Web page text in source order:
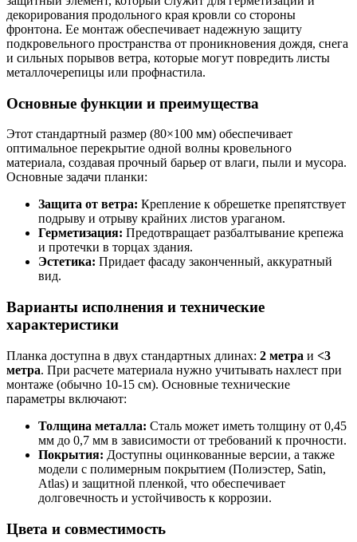
декорирования продольного края кровли со стороны
фронтона. Ее монтаж обеспечивает надежную защиту
подкровельного пространства от проникновения дождя, снега
и сильных порывов ветра, которые могут повредить листы
металлочерепицы или профнастила.
Основные функции и преимущества
Этот стандартный размер (80×100 мм) обеспечивает
оптимальное перекрытие одной волны кровельного
материала, создавая прочный барьер от влаги, пыли и мусора.
Основные задачи планки:
Защита от ветра: Крепление к обрешетке препятствует
подрыву и отрыву крайних листов ураганом.
Герметизация: Предотвращает разбалтывание крепежа
и протечки в торцах здания.
Эстетика: Придает фасаду законченный, аккуратный
вид.
Варианты исполнения и технические
характеристики
Планка доступна в двух стандартных длинах: 2 метра и <3
метра. При расчете материала нужно учитывать нахлест при
монтаже (обычно 10-15 см). Основные технические
параметры включают:
Толщина металла: Сталь может иметь толщину от 0,45
мм до 0,7 мм в зависимости от требований к прочности.
Покрытия: Доступны оцинкованные версии, а также
модели с полимерным покрытием (Полиэстер, Satin,
Atlas) и защитной пленкой, что обеспечивает
долговечность и устойчивость к коррозии.
Цвета и совместимость